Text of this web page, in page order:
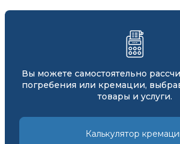
Вы можете самостоятельно
погребения или кремации,
товары и услуги.
Калькулятор